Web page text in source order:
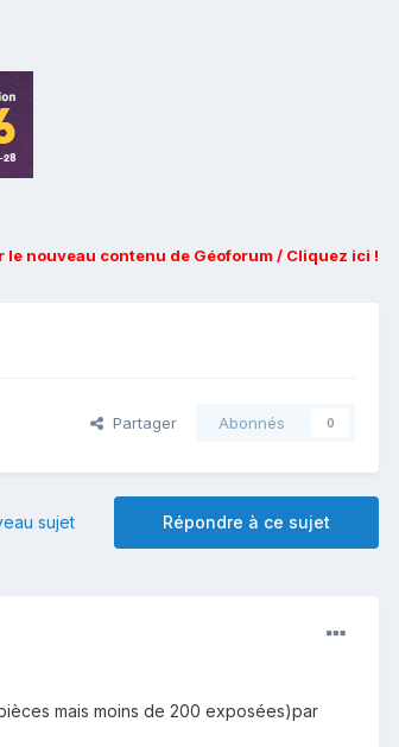
le nouveau contenu de Géoforum / Cliquez ici !
Partager Abonnés 0
Répondre à ce sujet
sujet
mais moins de 200 exposées)par